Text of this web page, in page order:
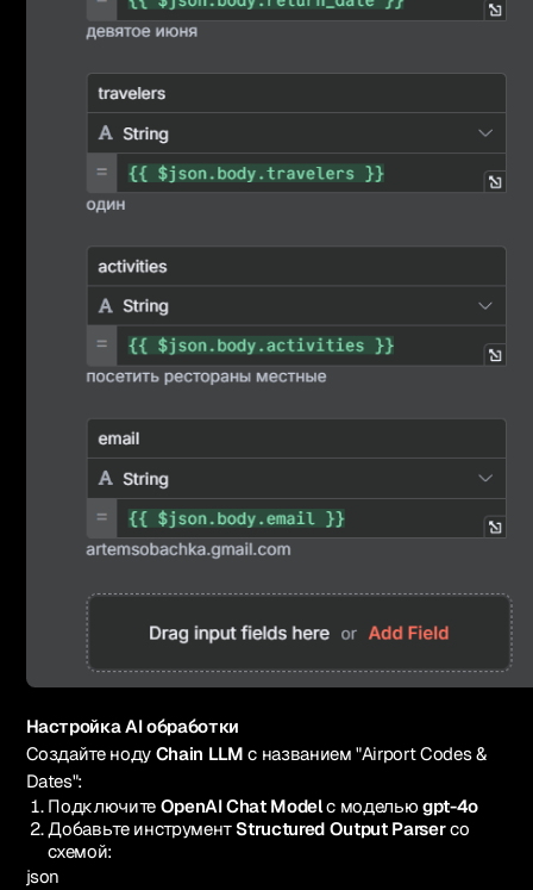
Настройка AI обработки
Создайте ноду Chain LLMс названием "Airport Codes &
Dates":
Подключите OpenAI Chat Modelс моделью gpt-4o
Добавьте инструмент Structured Output Parserсо
схемой:
json